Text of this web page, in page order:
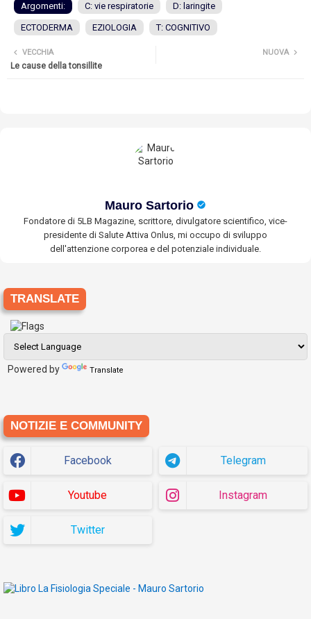
Argomenti: C: vie respiratorie D: laringite
ECTODERMA EZIOLOGIA T: COGNITIVO
NUOVA
VECCHIA
Le cause della tonsillite
Mauro Sartorio
Fondatore di 5LB Magazine, scrittore, divulgatore scientifico, vice-
presidente di Salute Attiva Onlus, mi occupo di sviluppo
dell'attenzione corporea e del potenziale individuale.
TRANSLATE
Powered by Translate
NOTIZIE E COMMUNITY
Facebook Telegram
Youtube Instagram
Twitter